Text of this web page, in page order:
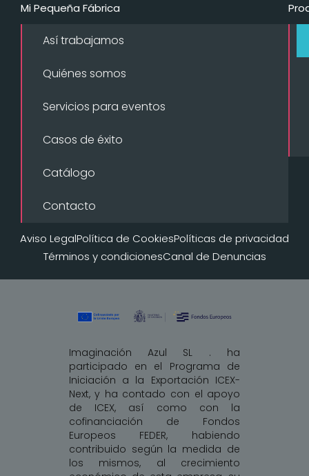
Mi Pequeña Fábrica
Así trabajamos
Quiénes somos
Servicios para eventos
Casos de éxito
Catálogo
Contacto
Aviso LegalPolítica de CookiesPolíticas de privacidad
Términos y condicionesCanal de Denuncias
Imaginación Azul SL . ha
participado en el Programa de
Iniciación a la Exportación ICEX-
Next, y ha contado con el apoyo
de ICEX, así como con la
cofinanciación de Fondos
Europeos FEDER, habiendo
contribuido según la medida de
los mismos, al crecimiento